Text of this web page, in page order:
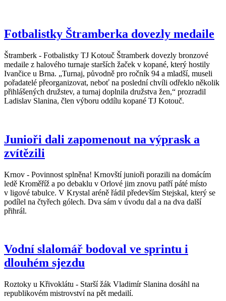
Fotbalistky Štramberka dovezly medaile
Štramberk - Fotbalistky TJ Kotouč Štramberk dovezly bronzové
medaile z halového turnaje starších žaček v kopané, který hostily
Ivančice u Brna. „Turnaj, původně pro ročník 94 a mladší, museli
pořadatelé přeorganizovat, neboť na poslední chvíli odřeklo několik
přihlášených družstev, a turnaj doplnila družstva žen,“ prozradil
Ladislav Slanina, člen výboru oddílu kopané TJ Kotouč.
Junioři dali zapomenout na výprask a
zvítězili
Krnov - Povinnost splněna! Krnovští junioři porazili na domácím
ledě Kroměříž a po debaklu v Orlové jim znovu patří páté místo
v ligové tabulce. V Krystal aréně řádil především Stejskal, který se
podílel na čtyřech gólech. Dva sám v úvodu dal a na dva další
přihrál.
Vodní slalomář bodoval ve sprintu i
dlouhém sjezdu
Roztoky u Křivoklátu - Starší žák Vladimír Slanina dosáhl na
republikovém mistrovství na pět medailí.